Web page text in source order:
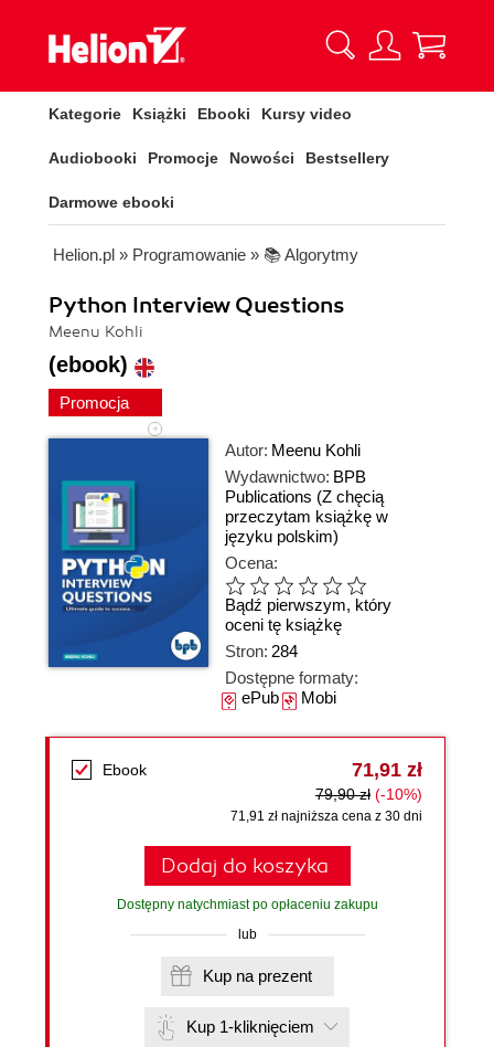
Kategorie Książki Ebooki Kursy video
Audiobooki Promocje Nowości Bestsellery
Darmowe ebooki
Helion.pl » Programowanie » 📚 Algorytmy
Python Interview Questions
Meenu Kohli
(ebook)
Promocja
Autor: Meenu Kohli
Wydawnictwo: BPB
Publications (Z chęcią
przeczytam książkę w
języku polskim)
Ocena:
Bądź pierwszym, który
oceni tę książkę
Stron: 284
Dostępne formaty:
ePubMobi
Ebook 71,91 zł
79,90 zł (-10%)
71,91 zł najniższa cena z 30 dni
Dodaj do koszyka
Dostępny natychmiast po opłaceniu zakupu
lub
Kup na prezent
Kup 1-kliknięciem